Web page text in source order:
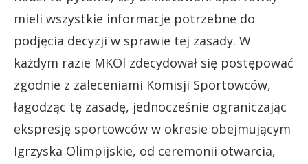
mieli wszystkie informacje potrzebne do
podjęcia decyzji w sprawie tej zasady. W
każdym razie MKOl zdecydował się postępować
zgodnie z zaleceniami Komisji Sportowców,
łagodząc tę zasadę, jednocześnie ograniczając
ekspresję sportowców w okresie obejmującym
Igrzyska Olimpijskie, od ceremonii otwarcia,